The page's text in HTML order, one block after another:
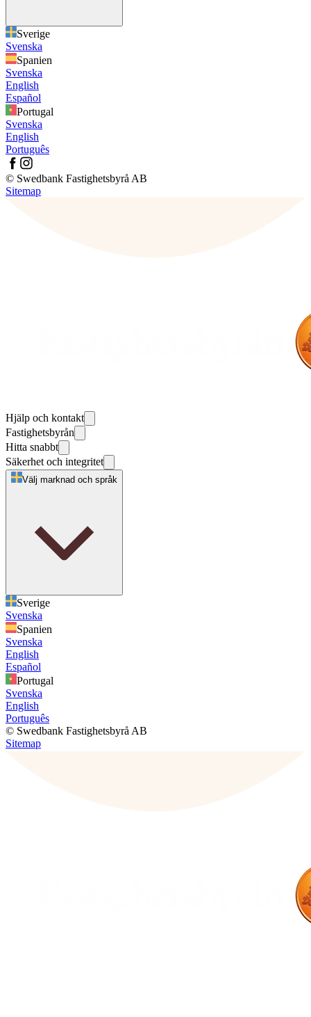
Sverige
Svenska
Spanien
Svenska
English
Español
Portugal
Svenska
English
Português
© Swedbank Fastighetsbyrå AB
Sitemap
Hjälp och kontakt
Fastighetsbyrån
Hitta snabbt
Säkerhet och integritet
Välj marknad och språk
Sverige
Svenska
Spanien
Svenska
English
Español
Portugal
Svenska
English
Português
© Swedbank Fastighetsbyrå AB
Sitemap